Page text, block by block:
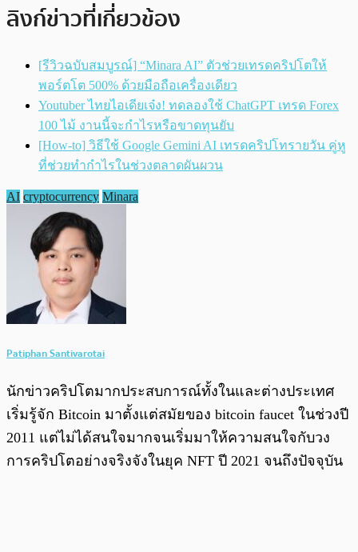
ลิงก์ข่าวที่เกี่ยวข้อง
[รีวิวฉบับสมบูรณ์] “Minara AI” ตัวช่วยเทรดคริปโตให้
พอร์ตโต 500% ด้วยมือถือเครื่องเดียว
Youtuber ไทยไอเดียเจ๋ง! ทดลองใช้ ChatGPT เทรด Forex
100 ไม้ งานนี้จะกำไรหรือขาดทุนยับ
[How-to] วิธีใช้ Google Gemini AI เทรดคริปโทรายวัน คู่หู
ที่ช่วยทำกำไรในช่วงตลาดผันผวน
AI cryptocurrency Minara
Patiphan Santivarotai
นักข่าวคริปโตมากประสบการณ์ทั้งในและต่างประเทศ
เริ่มรู้จัก Bitcoin มาตั้งแต่สมัยของ bitcoin faucet ในช่วงปี
2011 แต่ไม่ได้สนใจมากจนเริ่มมาให้ความสนใจกับวง
การคริปโตอย่างจริงจังในยุค NFT ปี 2021 จนถึงปัจจุบัน